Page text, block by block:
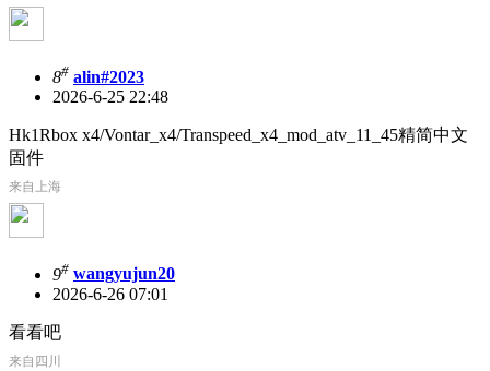
8# alin#2023
2026-6-25 22:48
Hk1Rbox x4/Vontar_x4/Transpeed_x4_mod_atv_11_45精简中文
固件
来自上海
9# wangyujun20
2026-6-26 07:01
看看吧
来自四川